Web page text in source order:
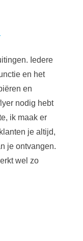
Iedere
en het
en
nodig hebt
ik maak er
je altijd,
je ontvangen.
wel zo